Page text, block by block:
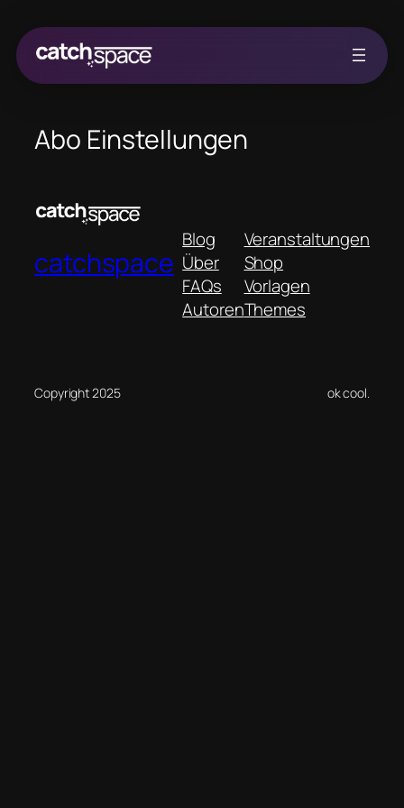
Inhalt
springen
Abo Einstellungen
catchspace
Blog
Über
FAQs
Autoren
Veranstaltungen
Shop
Vorlagen
Themes
Copyright 2025 ok cool.